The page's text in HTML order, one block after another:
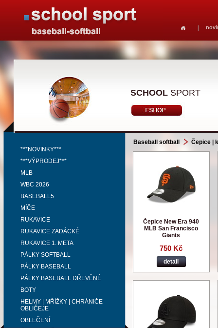
SCHOOL SPORT
***NOVINKY***
***VÝPRODEJ***
MLB
WBC 2026
BASEBALL5
MÍČE
RUKAVICE
RUKAVICE ZADÁCKÉ
RUKAVICE 1. META
PÁLKY SOFTBALL
PÁLKY BASEBALL
PÁLKY BASEBALL DŘEVĚNÉ
BOTY
HELMY | MŘÍŽKY | CHRÁNIČE
OBLIČEJE
OBLEČENÍ
Baseball softball Čepice |
Čepice New Era 940
MLB San Francisco
Giants
750 Kč
detail